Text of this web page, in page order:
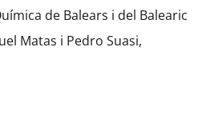
de Balears i del Balearic
Matas i Pedro Suasi,